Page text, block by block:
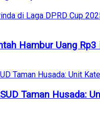
Hambur Uang
Taman Husada: